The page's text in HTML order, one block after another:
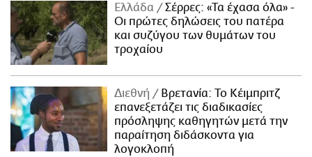
Ελλάδα
Σέρρες: «Τα έχασα όλα» -
Οι πρώτες δηλώσεις του πατέρα
και συζύγου των θυμάτων του
τροχαίου
Διεθνή
Βρετανία: Το Κέιμπριτζ
επανεξετάζει τις διαδικασίες
πρόσληψης καθηγητών μετά την
παραίτηση διδάσκοντα για
λογοκλοπή